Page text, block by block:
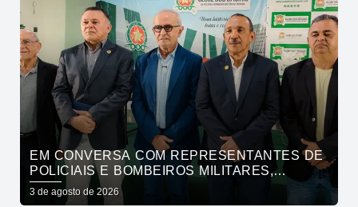
EM CONVERSA COM REPRESENTANTES DE
POLICIAIS E BOMBEIROS MILITARES,
CÍCERO SE COMPROMETE COM DEMANDAS
E COM A MANUTENÇÃO DE DIÁLOGO
3 de agosto de 2026